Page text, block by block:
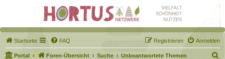
Startseite FAQ Anmelden
Registrieren
Portal Foren-Übersicht Suche Unbeantwortete Themen